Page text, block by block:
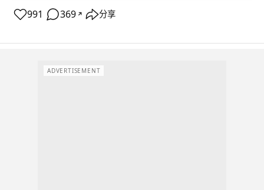
991 369 ↗ 分享
ADVERTISEMENT